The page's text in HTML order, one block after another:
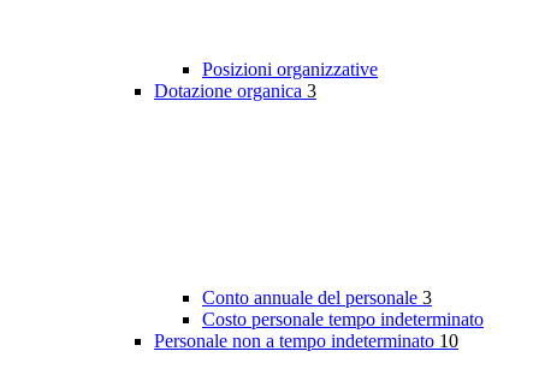
Posizioni organizzative
Dotazione organica 3
Conto annuale del personale 3
Costo personale tempo indeterminato
Personale non a tempo indeterminato 10